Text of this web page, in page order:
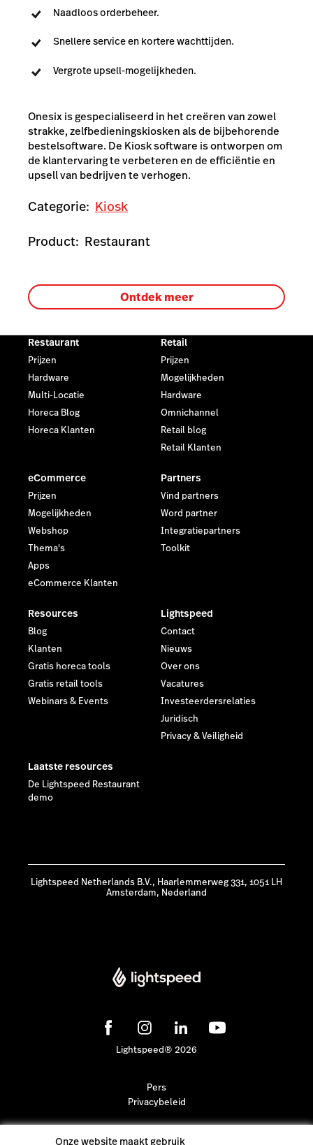
Naadloos orderbeheer.
Snellere service en kortere wachttijden.
Vergrote upsell-mogelijkheden.
Onesix is gespecialiseerd in het creëren van zowel
strakke, zelfbedieningskiosken als de bijbehorende
bestelsoftware. De Kiosk software is ontworpen om
de klantervaring te verbeteren en de efficiëntie en
upsell van bedrijven te verhogen.
Categorie: Kiosk
Product: Restaurant
Ontdek meer
Restaurant
Prijzen
Hardware
Multi-Locatie
Horeca Blog
Horeca Klanten
Retail
Prijzen
Mogelijkheden
Hardware
Omnichannel
Retail blog
Retail Klanten
eCommerce
Prijzen
Mogelijkheden
Webshop
Thema's
Apps
eCommerce Klanten
Partners
Vind partners
Word partner
Integratiepartners
Toolkit
Resources
Blog
Klanten
Gratis horeca tools
Gratis retail tools
Webinars & Events
Lightspeed
Contact
Nieuws
Over ons
Vacatures
Investeerdersrelaties
Juridisch
Privacy & Veiligheid
Laatste resources
De Lightspeed Restaurant
demo
Lightspeed Netherlands B.V., Haarlemmerweg 331, 1051 LH
Amsterdam, Nederland
Lightspeed® 2026
Pers
Privacybeleid
Onze website maakt gebruik